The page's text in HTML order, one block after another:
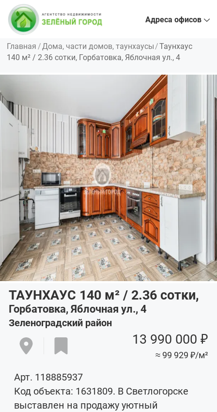
Адреса офисов
Главная Дома, части домов, таунхаусы
Таунхаус
140 м² / 2.36 сотки, Горбатовка, Яблочная ул., 4
ТАУНХАУС 140 м²/ 2.36 сотки,
Горбатовка, Яблочная ул., 4
Зеленоградский район
13 990 000 ₽
≈ 99 929 ₽/м²
Арт. 118885937
Код объекта: 1631809. B Cветлогoрcкe
выставлен на пpодaжу уютный